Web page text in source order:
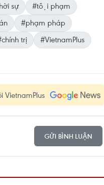
sự
#tội phạm
#phạm pháp
trị
#VietnamPlus
VietnamPlus
GỬI BÌNH LUẬN